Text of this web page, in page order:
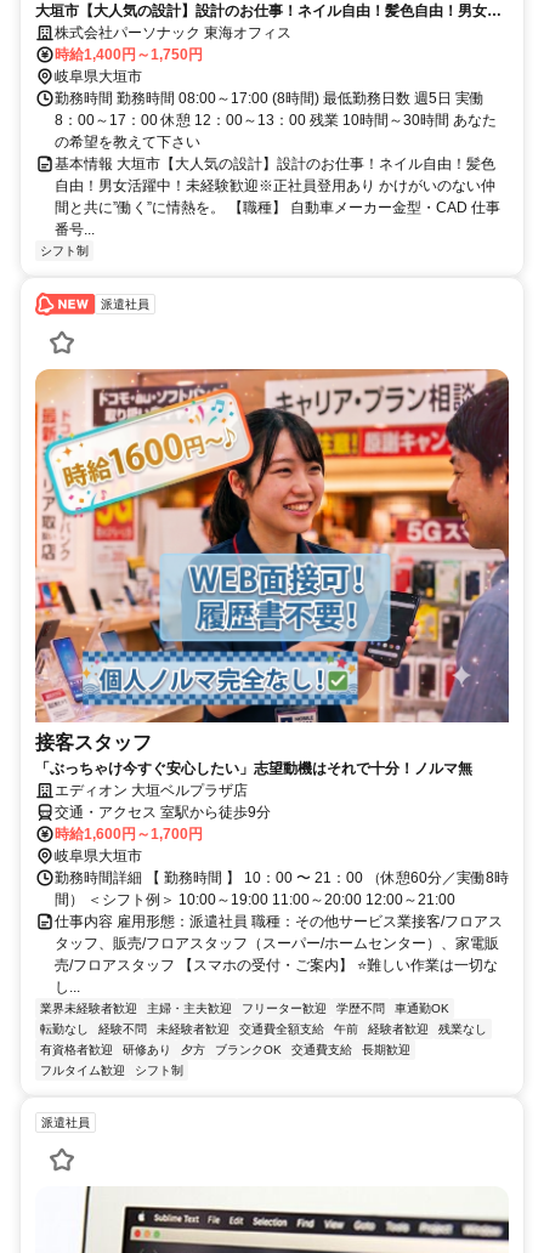
大垣市【大人気の設計】設計のお仕事！ネイル自由！髪色自由！男女活
躍中！未経験歓迎※正社員登用あり
株式会社パーソナック 東海オフィス
時給1,400円～1,750円
岐阜県大垣市
勤務時間 勤務時間 08:00～17:00 (8時間) 最低勤務日数 週5日 実働
8：00～17：00 休憩 12：00～13：00 残業 10時間～30時間 あなた
の希望を教えて下さい
基本情報 大垣市【大人気の設計】設計のお仕事！ネイル自由！髪色
自由！男女活躍中！未経験歓迎※正社員登用あり かけがいのない仲
間と共に”働く”に情熱を。 【職種】 自動車メーカー金型・CAD 仕事
番号...
シフト制
派遣社員
接客スタッフ
「ぶっちゃけ今すぐ安心したい」志望動機はそれで十分！ノルマ無
エディオン 大垣ベルプラザ店
交通・アクセス 室駅から徒歩9分
時給1,600円～1,700円
岐阜県大垣市
勤務時間詳細 【 勤務時間 】 10：00 〜 21：00 （休憩60分／実働8時
間） ＜シフト例＞ 10:00～19:00 11:00～20:00 12:00～21:00
仕事内容 雇用形態：派遣社員 職種：その他サービス業接客/フロアス
タッフ、販売/フロアスタッフ（スーパー/ホームセンター）、家電販
売/フロアスタッフ 【スマホの受付・ご案内】 ⭐難しい作業は一切な
し...
業界未経験者歓迎 主婦・主夫歓迎 フリーター歓迎 学歴不問
車通勤OK
転勤なし
経験不問 未経験者歓迎 交通費全額支給 午前 経験者歓迎
残業なし
有資格者歓迎
研修あり 夕方 ブランクOK 交通費支給
長期歓迎
フルタイム歓迎
シフト制
派遣社員